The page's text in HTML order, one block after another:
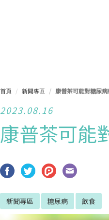
首頁 新聞專區 康普茶可能對糖尿
2023.08.16
康普茶可能
新聞專區 糖尿病 飲食